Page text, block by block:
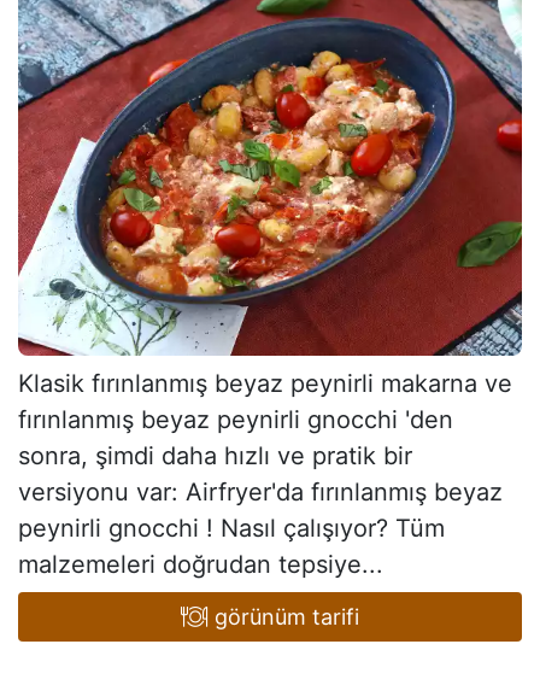
Klasik fırınlanmış beyaz peynirli makarna ve
fırınlanmış beyaz peynirli gnocchi 'den
sonra, şimdi daha hızlı ve pratik bir
versiyonu var: Airfryer'da fırınlanmış beyaz
peynirli gnocchi ! Nasıl çalışıyor? Tüm
malzemeleri doğrudan tepsiye...
görünüm tarifi